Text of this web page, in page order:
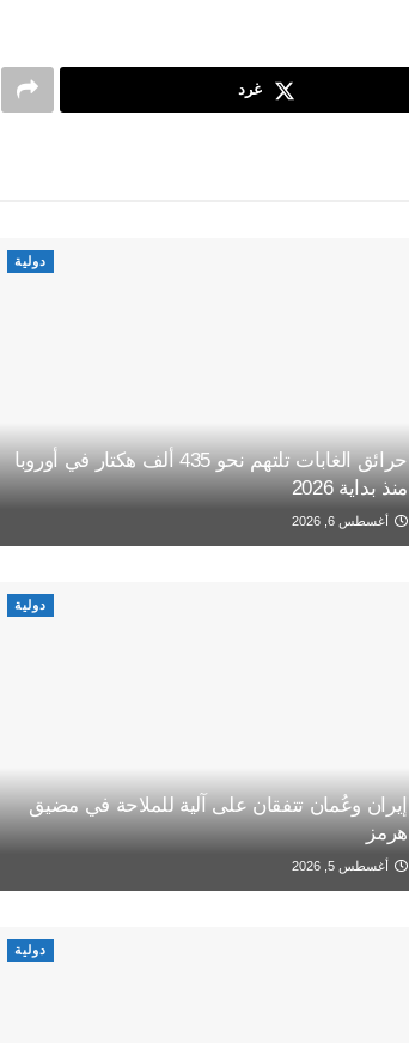
غرد
دولية
حرائق الغابات تلتهم نحو 435 ألف هكتار في أوروبا
منذ بداية 2026
أغسطس 6, 2026
دولية
إيران وعُمان تتفقان على آلية للملاحة في مضيق
هرمز
أغسطس 5, 2026
دولية